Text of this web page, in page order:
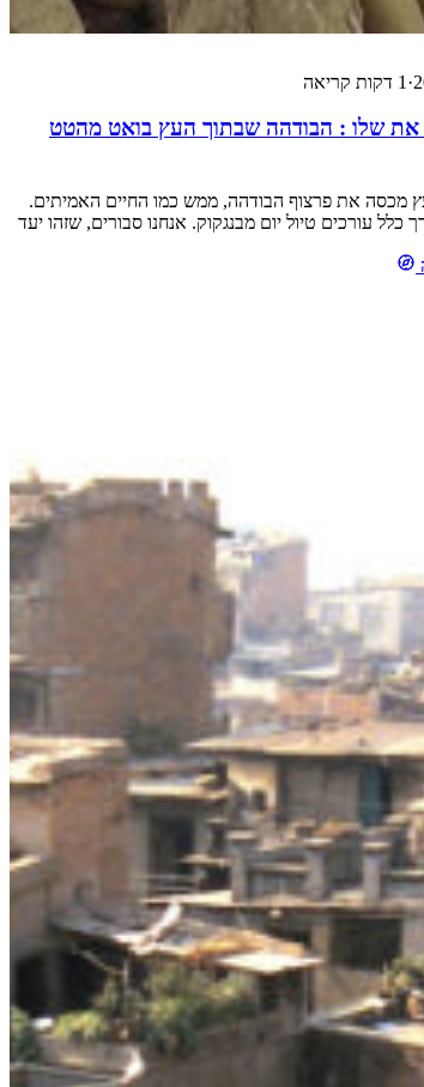
· 1 דקות קריאה
הזמן עושה את שלו : הבודהה שבתוך העץ בואט מהטט
מכסה את פרצוף הבודהה, ממש כמו החיים האמיתים.
כלל עורכים טיול יום מבנגקוק. אנחנו סבורים, שזהו יעד